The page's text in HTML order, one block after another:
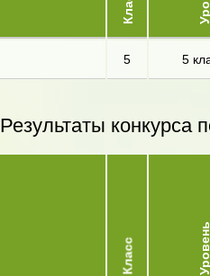
5 5
Результаты конкурса
Класс Уровень